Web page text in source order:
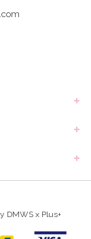
DMWS x Plus+